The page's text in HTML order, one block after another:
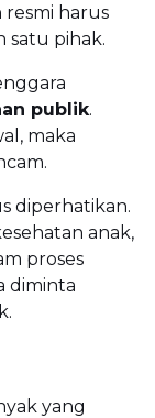
resmi harus
satu pihak.
publik.
maka
diperhatikan.
anak,
proses
diminta
yang